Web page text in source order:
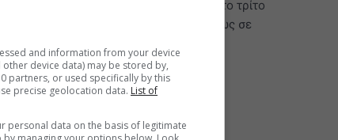
αέρα εμφανίζονται στο τρίτο
της τροπόσφαιρας προκαλείται κυρίως σε
and information from your device
device data) may be stored by,
partners, or used specifically by this
precise geolocation data. List of
personal data on the basis of legitimate